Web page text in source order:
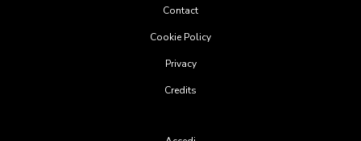
Contact
Cookie Policy
Privacy
Credits